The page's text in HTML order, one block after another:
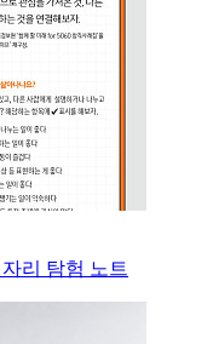
리 탐험 노트